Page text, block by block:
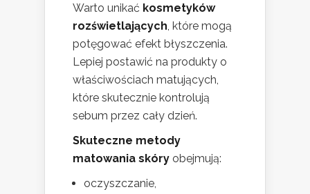
Warto unikać kosmetyków
rozświetlających, które mogą
potęgować efekt błyszczenia.
Lepiej postawić na produkty o
właściwościach matujących,
które skutecznie kontrolują
sebum przez cały dzień.
Skuteczne metody
matowania skóry obejmują:
oczyszczanie,